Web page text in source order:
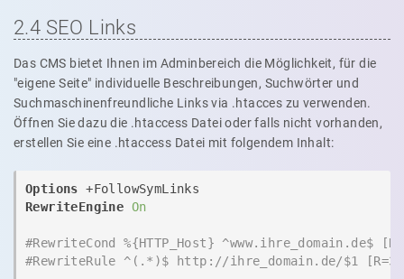
2.4 SEO Links
Das CMS bietet Ihnen im Adminbereich die Möglichkeit, für die
"eigene Seite" individuelle Beschreibungen, Suchwörter und
Suchmaschinenfreundliche Links via .htacces zu verwenden.
Öffnen Sie dazu die .htaccess Datei oder falls nicht vorhanden,
erstellen Sie eine .htaccess Datei mit folgendem Inhalt:
Options
RewriteEngine On
#RewriteCond %{HTTP_Host} ^www.ihre_domain.de$
#RewriteRule ^(.*)$ http://ihre_domain.de/$1